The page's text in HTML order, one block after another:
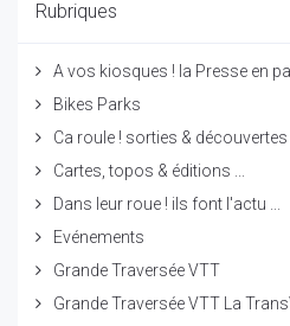
Rubriques
A vos kiosques ! la Presse en
Bikes Parks
Ca roule ! sorties & découvertes
Cartes, topos & éditions ...
Dans leur roue ! ils font l'actu ...
Evénements
Grande Traversée VTT
Grande Traversée VTT La